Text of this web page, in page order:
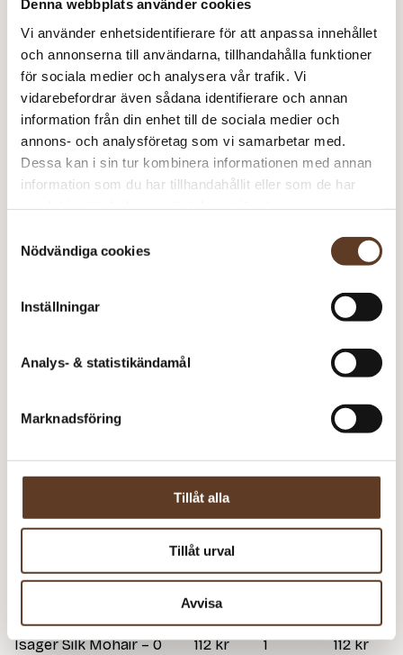
Denna webbplats använder cookies
Vi använder enhetsidentifierare för att anpassa innehållet
och annonserna till användarna, tillhandahålla funktioner
för sociala medier och analysera vår trafik. Vi
vidarebefordrar även sådana identifierare och annan
information från din enhet till de sociala medier och
annons- och analysföretag som vi samarbetar med.
Dessa kan i sin tur kombinera informationen med annan
information som du har tillhandahållit eller som de har
Nödvändiga cookies
Inställningar
Analys- & statistikändamål
Marknadsföring
Tillåt alla
Tillåt urval
Avvisa
Spinni – 39s Aprikos (Lager: 3)
Isager Silk Mohair – 0 Pärlemor (Lager: 21)
Addi Classic Rundstickor – 3.00 mm, 40
cm (89 kr)
– Slut i
lager
Addi Classic Rundstickor – 4.00 mm, 60 cm (99 kr)
Strumpstickor Zing – 3.00 mm, 20 cm (74 kr)
Prisspecifikation
Pris/st
Sekvens Sweater
75 kr 1
75 kr
Isager Silk Mohair – 0
112 kr 1 112 kr